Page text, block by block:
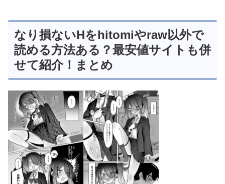
なり損ないHをhitomiやraw以外で
読める方法ある？最安値サイトも併
せて紹介！まとめ